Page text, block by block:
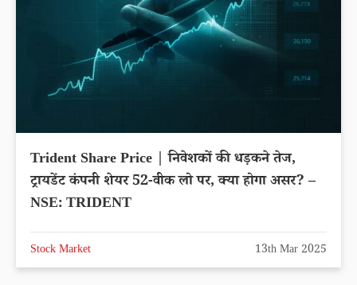
Trident Share Price | निवेशकों की धड़कने तेज,
ट्रायडेंट कंपनी शेयर 52-वीक लो पर, क्या होगा असर? –
NSE: TRIDENT
Stock Market 13th Mar 2025